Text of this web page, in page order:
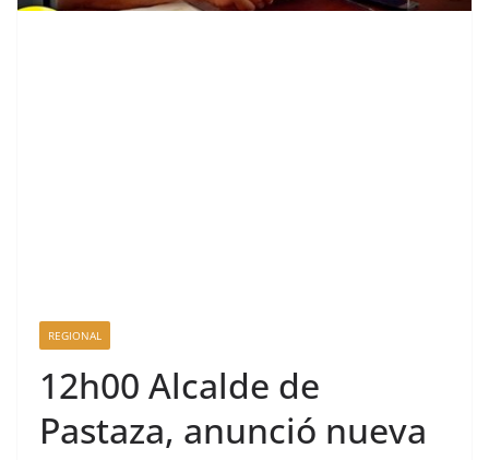
REGIONAL
12h00 Alcalde de
Pastaza, anunció nueva